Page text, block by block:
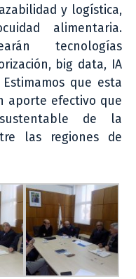
y logística,
alimentaria.
tecnologías
big data, IA
que esta
aporte efectivo que
de la
las regiones de